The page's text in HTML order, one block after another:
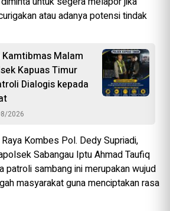
atau adanya potensi tindak
Kamtibmas Malam
Kapuas Timur
Dialogis kepada
2026
Kombes Pol. Dedy Supriadi,
Sabangau Iptu Ahmad Taufiq
patroli sambang ini merupakan wujud
masyarakat guna menciptakan rasa